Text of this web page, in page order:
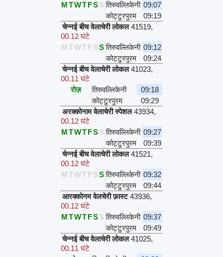
MTWTFSS तिरुवल्लिकेनी 09:07
कोट्टुरपुरम
09:19
चेन्नई बीच वेलाचेरी लोकल 41519,
00.12 घंटे
M TWTFSS तिरुवल्लिकेनी 09:12
कोट्टुरपुरम
09:24
चेन्नई बीच वेलाचेरी लोकल 41023,
00.11 घंटे
रोज़
तिरुवल्लिकेनी
09:18
कोट्टुरपुरम
09:29
अरक्कोनाम वेलाचेरी स्पेशल 43934,
00.12 घंटे
MTWTFSS तिरुवल्लिकेनी 09:27
कोट्टुरपुरम
09:39
चेन्नई बीच वेलाचेरी लोकल 41521,
00.12 घंटे
M TWTFSS तिरुवल्लिकेनी 09:32
कोट्टुरपुरम
09:44
आरक्कोनम वेलचेरी फ़ास्ट43936,
00.12 घंटे
MTWTFSS तिरुवल्लिकेनी 09:37
कोट्टुरपुरम
09:49
चेन्नई बीच वेलाचेरी लोकल 41025,
00.11 घंटे